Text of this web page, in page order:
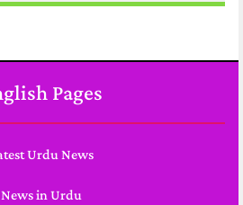
Pages
Urdu News
News in Urdu